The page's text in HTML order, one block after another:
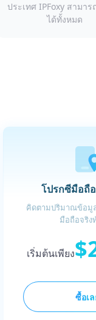
ประเทศ IPFoxy สามาร
ได้ทั้งหมด
โปรกซีมือถื
คิดตามปริมาณข้อมู
มือถือจริง
เริ่มต้นเพียง
ซื้อเ